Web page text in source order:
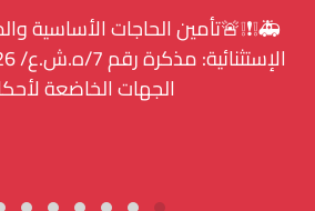
🚑❕❗❕🚨تأمين الحاجات
الجهات الخاضعة